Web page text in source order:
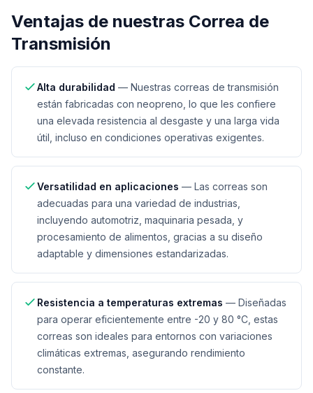
Ventajas de nuestras Correa de
Transmisión
Alta durabilidad — Nuestras correas de transmisión
están fabricadas con neopreno, lo que les confiere
una elevada resistencia al desgaste y una larga vida
útil, incluso en condiciones operativas exigentes.
Versatilidad en aplicaciones — Las correas son
adecuadas para una variedad de industrias,
incluyendo automotriz, maquinaria pesada, y
procesamiento de alimentos, gracias a su diseño
adaptable y dimensiones estandarizadas.
Resistencia a temperaturas extremas — Diseñadas
para operar eficientemente entre -20 y 80 °C, estas
correas son ideales para entornos con variaciones
climáticas extremas, asegurando rendimiento
constante.